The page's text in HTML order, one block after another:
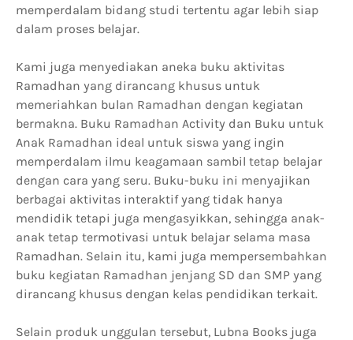
memperdalam bidang studi tertentu agar lebih siap
dalam proses belajar.
Kami juga menyediakan aneka buku aktivitas
Ramadhan yang dirancang khusus untuk
memeriahkan bulan Ramadhan dengan kegiatan
bermakna. Buku Ramadhan Activity dan Buku untuk
Anak Ramadhan ideal untuk siswa yang ingin
memperdalam ilmu keagamaan sambil tetap belajar
dengan cara yang seru. Buku-buku ini menyajikan
berbagai aktivitas interaktif yang tidak hanya
mendidik tetapi juga mengasyikkan, sehingga anak-
anak tetap termotivasi untuk belajar selama masa
Ramadhan. Selain itu, kami juga mempersembahkan
buku kegiatan Ramadhan jenjang SD dan SMP yang
dirancang khusus dengan kelas pendidikan terkait.
Selain produk unggulan tersebut, Lubna Books juga